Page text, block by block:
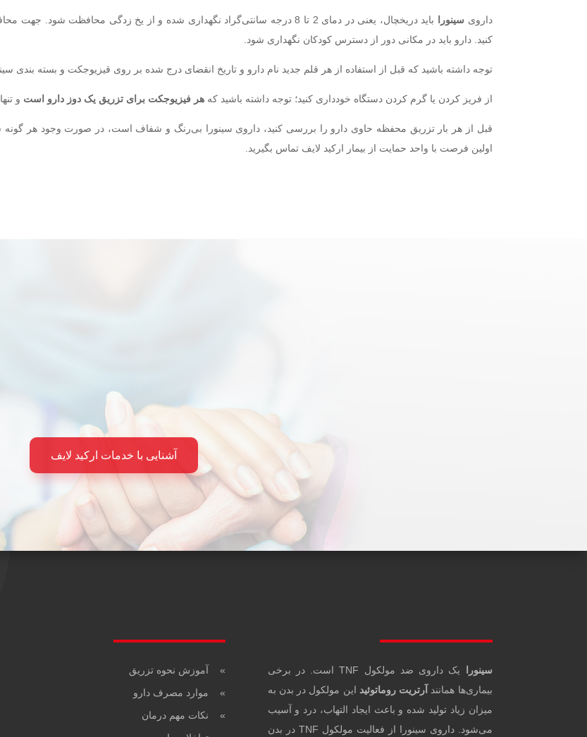
داروی سینورا
باید دریخچال، یعنی در دمای 2 تا 8 درجه سانتی‌گراد نگهداری شده و از یخ زدگی
کنید. دارو باید در مکانی دور از دسترس کودکان نگهداری شود.
توجه داشته باشید که قبل از استفاده از هر قلم جدید نام دارو و تاریخ انقضای درج شده بر روی قیزیوجکت و بسته بندی
از فریز کردن یا گرم کردن دستگاه خودداری کنید؛ توجه داشته باشید که هر فیزیوجکت برای تزریق یک دوز دارو است و
قبل از هر بار تزریق محفظه حاوی دارو را بررسی کنید، داروی سینورا بی‌رنگ و شفاف است، در صورت وجود هر گونه
اولین فرصت با واحد حمایت از بیمار ارکید لایف تماس بگیرید.
آشنایی با خدمات ارکید لایف
» آموزش نحوه تزریق
» موارد مصرف دارو
» نکات مهم درمان
سینورا
یک داروی ضد مولکول TNF است. در برخی
بیماری‌ها همانند
آرتریت روماتوئید این مولکول در بدن به
میزان زیاد تولید شده و باعث ایجاد التهاب، درد و آسیب
می‌شود. داروی سینورا از فعالیت مولکول TNF در بدن